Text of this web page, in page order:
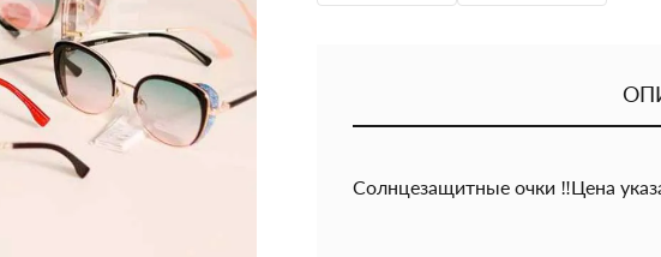
Солнцезащитные очки ‼️Цена